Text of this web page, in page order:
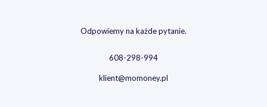
Odpowiemy na każde pytanie.
608-298-994
klient@momoney.pl